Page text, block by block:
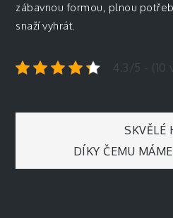
zábavnou formou, plnou
snaží vyhrát.
4.3/5 - (10
Navigace
pro
SKVĚLÉ
DÍKY ČEMU